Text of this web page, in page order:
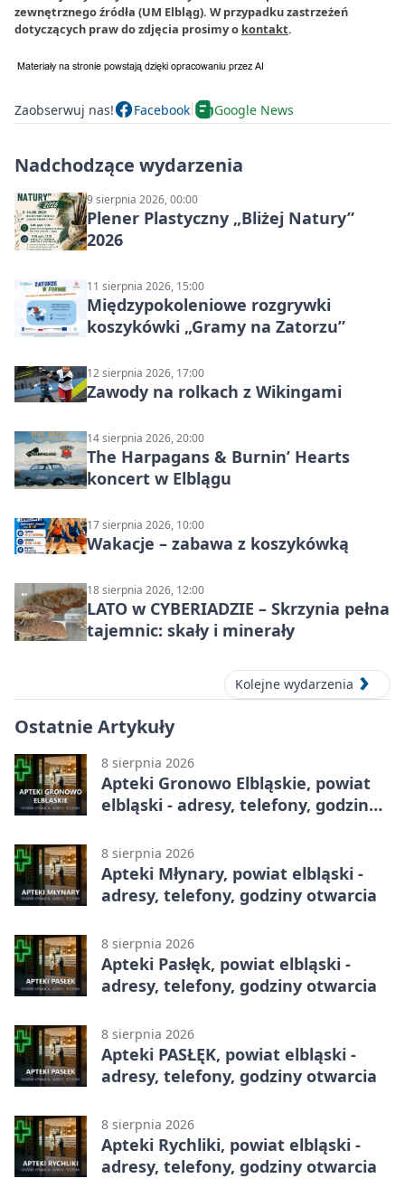
zewnętrznego źródła (UM Elbląg). W przypadku zastrzeżeń
dotyczących praw do zdjęcia prosimy o kontakt.
Zaobserwuj nas! Facebook Google News
Nadchodzące wydarzenia
9 sierpnia 2026, 00:00
Plener Plastyczny „Bliżej Natury”
2026
11 sierpnia 2026, 15:00
Międzypokoleniowe rozgrywki
koszykówki „Gramy na Zatorzu”
12 sierpnia 2026, 17:00
Zawody na rolkach z Wikingami
14 sierpnia 2026, 20:00
The Harpagans & Burnin’ Hearts
koncert w Elblągu
17 sierpnia 2026, 10:00
Wakacje – zabawa z koszykówką
18 sierpnia 2026, 12:00
LATO w CYBERIADZIE – Skrzynia pełna
tajemnic: skały i minerały
Kolejne wydarzenia
Ostatnie Artykuły
8 sierpnia 2026
Apteki Gronowo Elbląskie, powiat
elbląski - adresy, telefony, godziny
8 sierpnia 2026
Apteki Młynary, powiat elbląski -
adresy, telefony, godziny otwarcia
8 sierpnia 2026
Apteki Pasłęk, powiat elbląski -
adresy, telefony, godziny otwarcia
8 sierpnia 2026
Apteki PASŁĘK, powiat elbląski -
adresy, telefony, godziny otwarcia
8 sierpnia 2026
Apteki Rychliki, powiat elbląski -
adresy, telefony, godziny otwarcia